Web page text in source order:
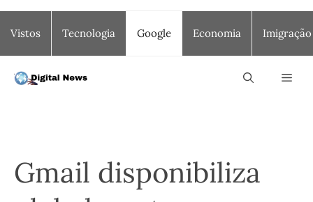
para
o
conteúdo
Vistos Tecnologia Google Economia Imigração
Gmail disponibiliza